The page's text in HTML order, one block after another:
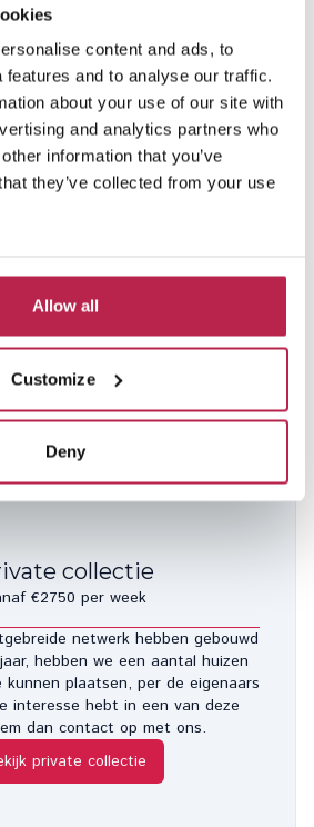
content and ads, to
features and to analyse our traffic.
about your use of our site with
and analytics partners who
information that you’ve
they’ve collected from your use
Allow all
Customize
Deny
per week
collectie
€2750 per week
netwerk hebben gebouwd
hebben we een aantal huizen
plaatsen, per de eigenaars
interesse hebt in een van deze
dan contact op met ons.
private collectie